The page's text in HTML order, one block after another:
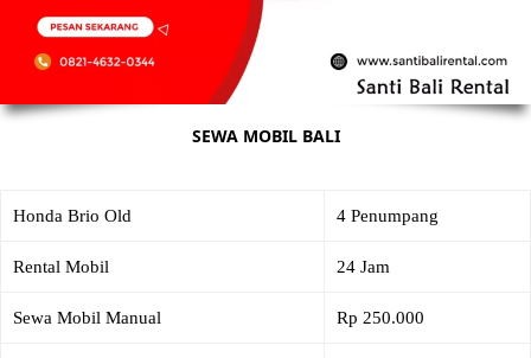
SEWA MOBIL BALI
Honda Brio Old 4 Penumpang
Rental Mobil 24 Jam
Sewa Mobil Manual Rp 250.000